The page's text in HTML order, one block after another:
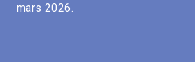
mars 2026.